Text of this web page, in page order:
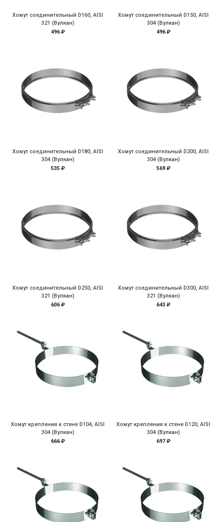
Хомут соединительный D160, AISI
321 (Вулкан)
496 ₽
Хомут соединительный D150, AISI
304 (Вулкан)
496 ₽
Хомут соединительный D180, AISI
304 (Вулкан)
535 ₽
Хомут соединительный D200, AISI
304 (Вулкан)
569 ₽
Хомут соединительный D250, AISI
321 (Вулкан)
606 ₽
Хомут соединительный D300, AISI
321 (Вулкан)
643 ₽
Хомут крепления к стене D104, AISI
304 (Вулкан)
666 ₽
Хомут крепления к стене D120, AISI
304 (Вулкан)
697 ₽